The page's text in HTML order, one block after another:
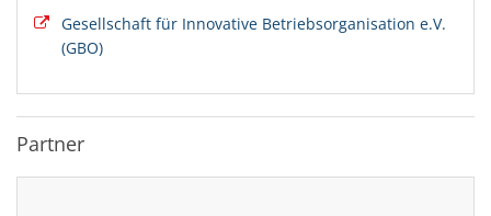
Gesellschaft für Innovative Betriebsorganisation e.V.
(GBO)
Partner